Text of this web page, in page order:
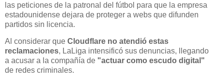
las peticiones de la patronal del fútbol para que la empresa
estadounidense dejara de proteger a webs que difunden
partidos sin licencia.
Al considerar que Cloudflare no atendió estas
reclamaciones, LaLiga intensificó sus denuncias, llegando
a acusar a la compañía de "actuar como escudo digital"
de redes criminales.